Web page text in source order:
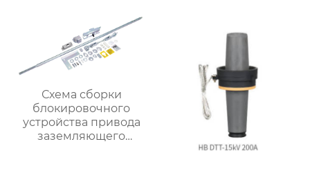
Схема сборки
блокировочного
устройства привода
заземляющего